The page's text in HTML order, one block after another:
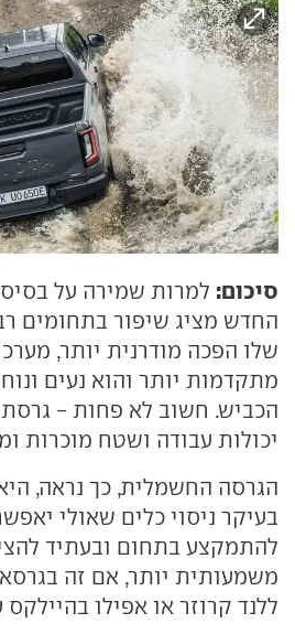
סיכום: למרות שמירה על
החדש מציג שיפור בתחומים
שלו הפכה מודרנית יותר,
מתקדמות יותר והוא נעים
הכביש. חשוב לא פחות -
יכולות עבודה ושטח מוכרות
הגרסה החשמלית, כך נראה,
בעיקר ניסוי כלים שאולי
להתמקצע בתחום ובעתיד
משמעותית יותר, אם זה
ללנד קרוזר או אפילו בהיילקס